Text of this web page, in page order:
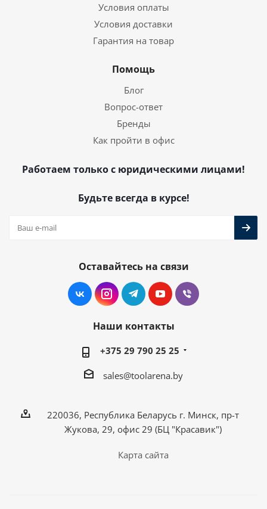
Условия оплаты
Условия доставки
Гарантия на товар
Помощь
Блог
Вопрос-ответ
Бренды
Как пройти в офис
Работаем только с юридическими лицами!
Будьте всегда в курсе!
Оставайтесь на связи
Наши контакты
+375 29 790 25 25
sales@toolarena.by
220036, Республика Беларусь г. Минск, пр-т
Жукова, 29, офис 29 (БЦ "Красавик")
Карта сайта